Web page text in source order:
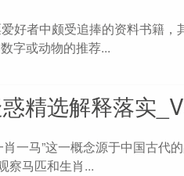
者中颇受追捧的资料书籍，
字或动物的推荐...
精选解释落实
一马”这一概念源于中国古代
察马匹和生肖...